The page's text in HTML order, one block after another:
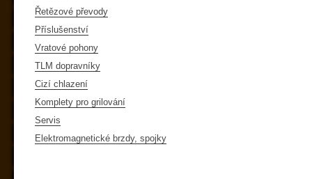
Řetězové převody
Příslušenství
Vratové pohony
TLM dopravníky
Cizí chlazení
Komplety pro grilování
Servis
Elektromagnetické brzdy, spojky